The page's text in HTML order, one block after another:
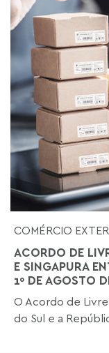
COMÉRCIO
ACORDO DE
E SINGAPURA
1º DE AGOSTO
O Acordo de
do Sul e a